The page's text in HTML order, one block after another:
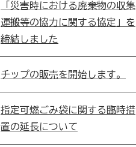
「災害時における廃棄物の収集
運搬等の協力に関する協定」を
締結しました
チップの販売を開始します。
指定可燃ごみ袋に関する臨時措
置の延長について